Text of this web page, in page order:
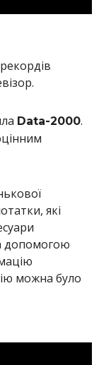
Data-2000.
які
допомогою
можна було